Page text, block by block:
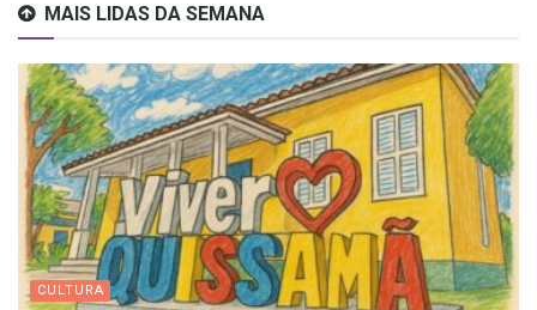
MAIS LIDAS DA SEMANA
CULTURA